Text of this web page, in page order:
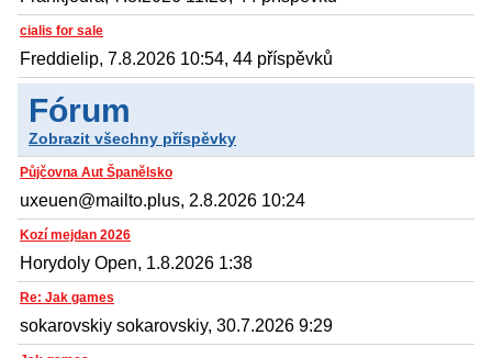
cialis for sale
Freddielip, 7.8.2026 10:54, 44 příspěvků
Fórum
Zobrazit všechny příspěvky
Půjčovna Aut Španělsko
uxeuen@mailto.plus, 2.8.2026 10:24
Kozí mejdan 2026
Horydoly Open, 1.8.2026 1:38
Re: Jak games
sokarovskiy sokarovskiy, 30.7.2026 9:29